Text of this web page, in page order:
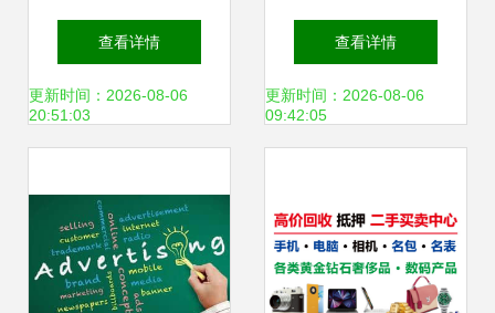
高清细节揭秘单
色、双色与全彩
品质
查看详情
更新时间：2026-08-06
20:51:03
的京东校园，划开
了电商营销共创时
查看详情
更新时间：2026-08-06
09:42:05